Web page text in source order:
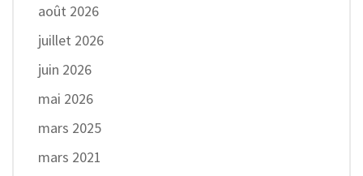
août 2026
juillet 2026
juin 2026
mai 2026
mars 2025
mars 2021